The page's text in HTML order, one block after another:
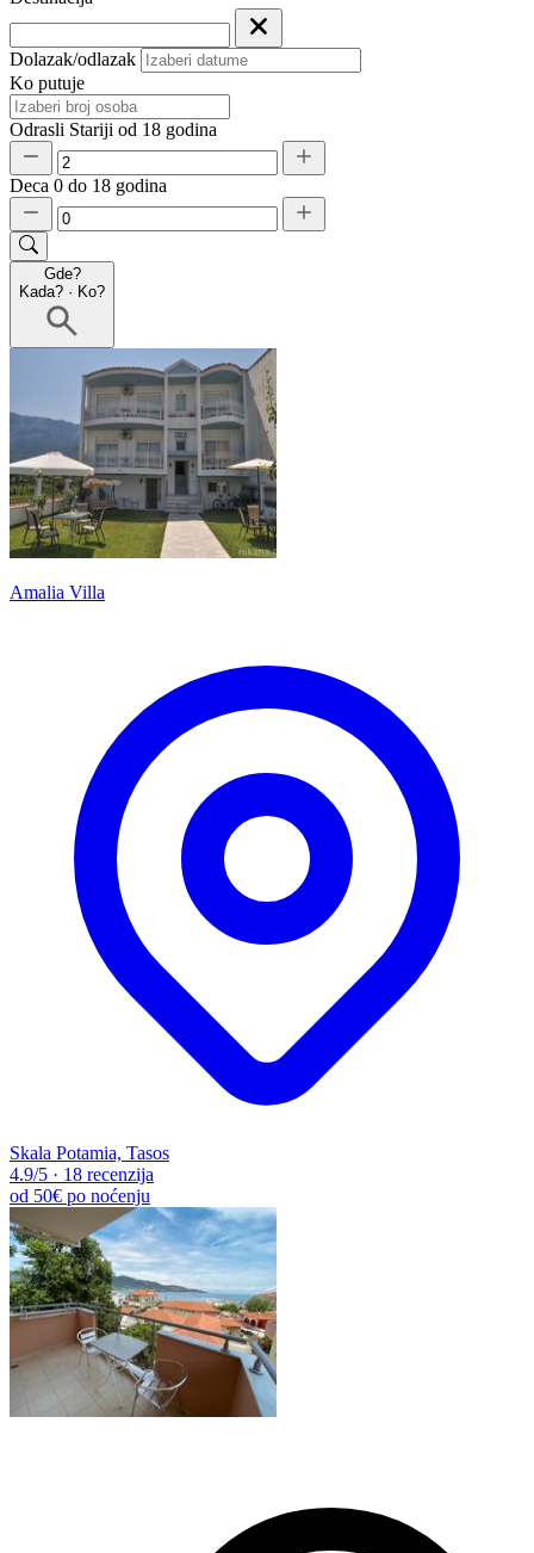
Dolazak/odlazak
Ko putuje
Odrasli Stariji od 18 godina
Deca 0 do 18 godina
Gde?
Kada? · Ko?
Amalia Villa
Skala Potamia, Tasos
4.9/5 · 18 recenzija
od 50€ po noćenju